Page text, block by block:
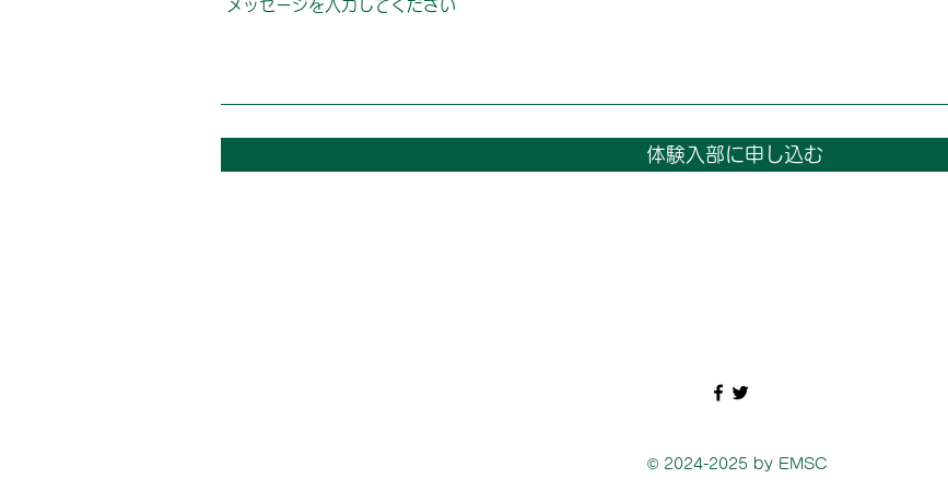
体験入部に申し込む
© 2024-2025 by EMSC